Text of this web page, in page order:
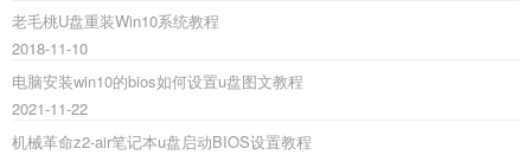
老毛桃U盘重装Win10系统教程
2018-11-10
电脑安装win10的bios如何设置u盘图文教程
2021-11-22
机械革命z2-air笔记本u盘启动BIOS设置教程